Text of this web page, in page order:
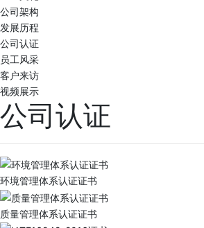
公司架构
发展历程
公司认证
员工风采
客户来访
视频展示
公司认证
环境管理体系认证证书
质量管理体系认证证书